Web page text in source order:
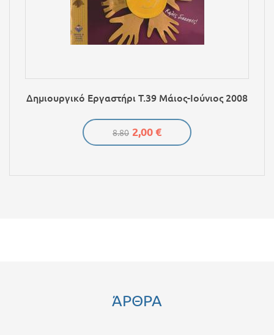
Δημιουργικό Εργαστήρι Τ.39 Μάιος-Ιούνιος 2008
8.80 2,00 €
ΆΡΘΡΑ